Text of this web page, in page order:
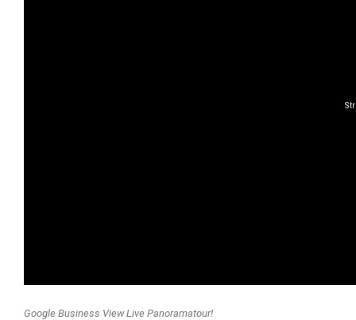
Google Business View Live Panoramatour!